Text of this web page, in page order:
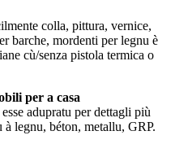
colla, pittura, vernice,
barche, mordenti per legnu è
cù/senza pistola termica o
per a casa
adupratu per dettagli più
legnu, béton, metallu, GRP.